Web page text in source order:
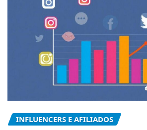
INFLUENCERS E AFILIADOS